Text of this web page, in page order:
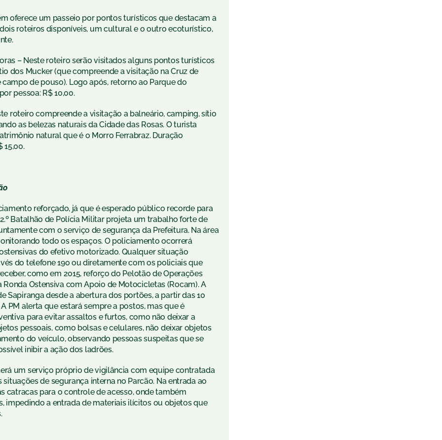
oferece um passeio por pontos turísticos que destacam a
roteiros disponíveis, um cultural e o outro ecoturístico,
– Neste roteiro serão visitados alguns pontos turísticos
dos Mucker (que compreende a visitação na Cruz de
de pouso). Logo após, retorno ao Parque do
pessoa: R$ 10,00.
roteiro compreende a visitação a balneário, camping, sítio
as belezas naturais da Cidade das Rosas. O turista
natural que é o Morro Ferrabraz. Duração
15,00.
reforçado, já que é esperado público recorde para
Batalhão de Polícia Militar projeta um trabalho forte de
com o serviço de segurança da Prefeitura. Na área
todo os espaços. O policiamento ocorrerá
do efetivo motorizado. Qualquer situação
do telefone 190 ou diretamente com os policiais que
como em 2015, reforço do Pelotão de Operações
Ronda Ostensiva com Apoio de Motocicletas (Rocam). A
Sapiranga desde a abertura dos portões, a partir das 10
PM alerta que estará sempre a postos, mas que é
para evitar assaltos e furtos, como não deixar a
pessoais, como bolsas e celulares, não deixar objetos
do veículo, observando pessoas suspeitas que se
inibir a ação dos ladrões.
um serviço próprio de vigilância com equipe contratada
de segurança interna no Parcão. Na entrada ao
catracas para o controle de acesso, onde também
impedindo a entrada de materiais ilícitos ou objetos que